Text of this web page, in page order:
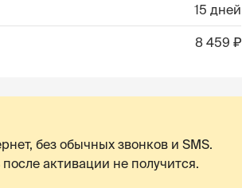
15 дней
8 459 ₽
без обычных звонков и SMS.
активации не получится.